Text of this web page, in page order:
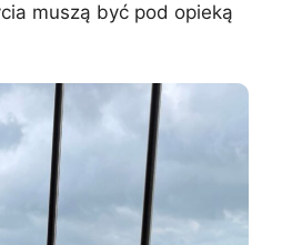
muszą być pod opieką